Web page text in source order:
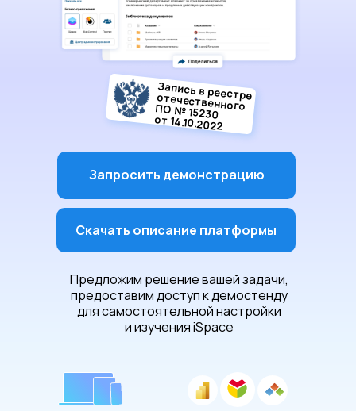
Запросить демонстрацию
Предложим решение вашей задачи,
предоставим доступ к демостенду
для самостоятельной настройки
и изучения iSpace
Запись в реестре
отечественного
ПО № 15230
от 14.10.2022
Скачать описание платформы